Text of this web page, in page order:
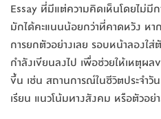
Essay ที่มีแต่ความคิดเห็นโดยไม่มี
มักได้คะแนนน้อยกว่าที่คาดหวัง ห
การยกตัวอย่างเลย รอบหน้าลองใ
กำลังเขียนลงไป เพื่อช่วยให้เหตุผ
ขึ้น เช่น สถานการณ์ในชีวิตประจำวั
เรียน แนวโน้มทางสังคม หรือตัวอย่